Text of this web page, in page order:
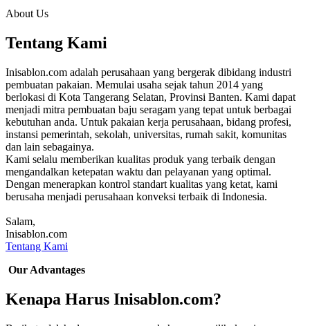
About Us
Tentang Kami
Inisablon.com adalah perusahaan yang bergerak dibidang industri
pembuatan pakaian. Memulai usaha sejak tahun 2014 yang
berlokasi di Kota Tangerang Selatan, Provinsi Banten. Kami dapat
menjadi mitra pembuatan baju seragam yang tepat untuk berbagai
kebutuhan anda. Untuk pakaian kerja perusahaan, bidang profesi,
instansi pemerintah, sekolah, universitas, rumah sakit, komunitas
dan lain sebagainya.
Kami selalu memberikan kualitas produk yang terbaik dengan
mengandalkan ketepatan waktu dan pelayanan yang optimal.
Dengan menerapkan kontrol standart kualitas yang ketat, kami
berusaha menjadi perusahaan konveksi terbaik di Indonesia.
Salam,
Inisablon.com
Tentang Kami
Our Advantages
Kenapa Harus Inisablon.com?